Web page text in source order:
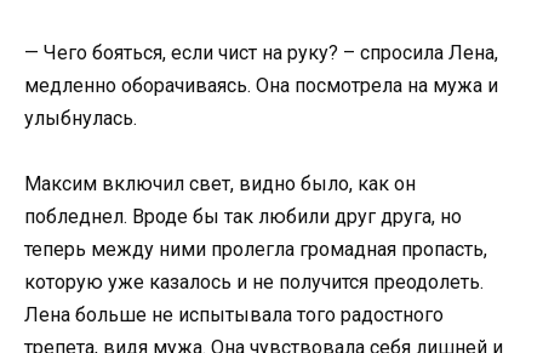
— Чего бояться, если чист на руку? – спросила Лена,
медленно оборачиваясь. Она посмотрела на мужа и
улыбнулась.
Максим включил свет, видно было, как он
побледнел. Вроде бы так любили друг друга, но
теперь между ними пролегла громадная пропасть,
которую уже казалось и не получится преодолеть.
Лена больше не испытывала того радостного
трепета, видя мужа. Она чувствовала себя лишней и